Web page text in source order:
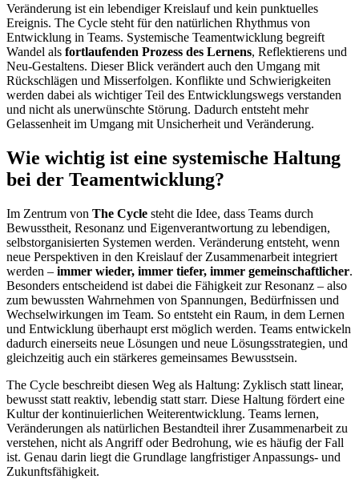
Veränderung ist ein lebendiger Kreislauf und kein punktuelles
Ereignis. The Cycle steht für den natürlichen Rhythmus von
Entwicklung in Teams. Systemische Teamentwicklung begreift
Wandel als fortlaufenden Prozess des Lernens, Reflektierens und
Neu-Gestaltens. Dieser Blick verändert auch den Umgang mit
Rückschlägen und Misserfolgen. Konflikte und Schwierigkeiten
werden dabei als wichtiger Teil des Entwicklungswegs verstanden
und nicht als unerwünschte Störung. Dadurch entsteht mehr
Gelassenheit im Umgang mit Unsicherheit und Veränderung.
Wie wichtig ist eine systemische Haltung
bei der Teamentwicklung?
Im Zentrum von The Cycle steht die Idee, dass Teams durch
Bewusstheit, Resonanz und Eigenverantwortung zu lebendigen,
selbstorganisierten Systemen werden. Veränderung entsteht, wenn
neue Perspektiven in den Kreislauf der Zusammenarbeit integriert
werden – immer wieder, immer tiefer, immer gemeinschaftlicher.
Besonders entscheidend ist dabei die Fähigkeit zur Resonanz – also
zum bewussten Wahrnehmen von Spannungen, Bedürfnissen und
Wechselwirkungen im Team. So entsteht ein Raum, in dem Lernen
und Entwicklung überhaupt erst möglich werden. Teams entwickeln
dadurch einerseits neue Lösungen und neue Lösungsstrategien, und
gleichzeitig auch ein stärkeres gemeinsames Bewusstsein.
The Cycle beschreibt diesen Weg als Haltung: Zyklisch statt linear,
bewusst statt reaktiv, lebendig statt starr. Diese Haltung fördert eine
Kultur der kontinuierlichen Weiterentwicklung. Teams lernen,
Veränderungen als natürlichen Bestandteil ihrer Zusammenarbeit zu
verstehen, nicht als Angriff oder Bedrohung, wie es häufig der Fall
ist. Genau darin liegt die Grundlage langfristiger Anpassungs- und
Zukunftsfähigkeit.